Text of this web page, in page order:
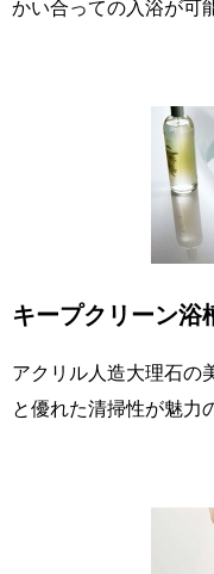
かい合っての入浴が可
キープクリーン浴
アクリル人造大理石の
と優れた清掃性が魅力